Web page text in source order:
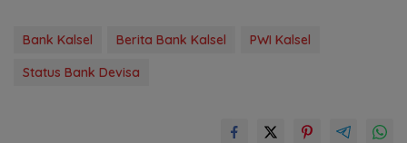
Bank Kalsel Berita Bank Kalsel
PWI Kalsel
Status Bank Devisa